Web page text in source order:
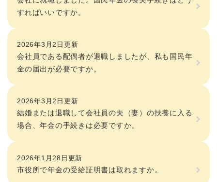
すればいいですか。
2026年3月2日更新
会社員である配偶者が退職しましたが、私も国民年
金の届出が必要ですか。
2026年3月2日更新
結婚または退職して会社員の夫（妻）の扶養に入る
場合、年金の手続きは必要ですか。
2026年1月28日更新
市役所で年金の受給証明書は取れますか。